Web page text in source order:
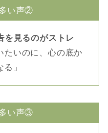
い声②
を見るのがストレ
たいのに、心の底か
」
い声③